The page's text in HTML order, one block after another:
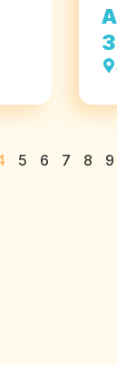
5 6 7 8 9